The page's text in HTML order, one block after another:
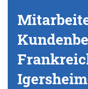
Igersheim